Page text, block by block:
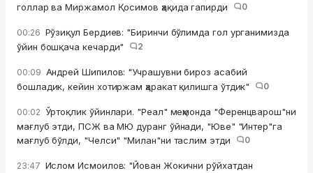
голлар ва Миржамол Қосимов ҳақида гапирди
0
00:26 Рўзиқул Бердиев: "Биринчи бўлимда гол урганимизда
ўйин бошқача кечарди"
2
00:09 Андрей Шипилов: "Учрашувни бироз асабий
бошладик, кейин хотиржам ҳаракат қилишга ўтдик"
0
00:02 Ўртоқлик ўйинлари. "Реал" меҳмонда "Ференцварош"ни
мағлуб этди, ПСЖ ва МЮ дуранг ўйнади, "Юве" "Интер"га
мағлуб бўлди, "Челси" "Милан"ни таслим этди
0
23:47 Ислом Исмоилов: "Йован Жокични рўйхатдан